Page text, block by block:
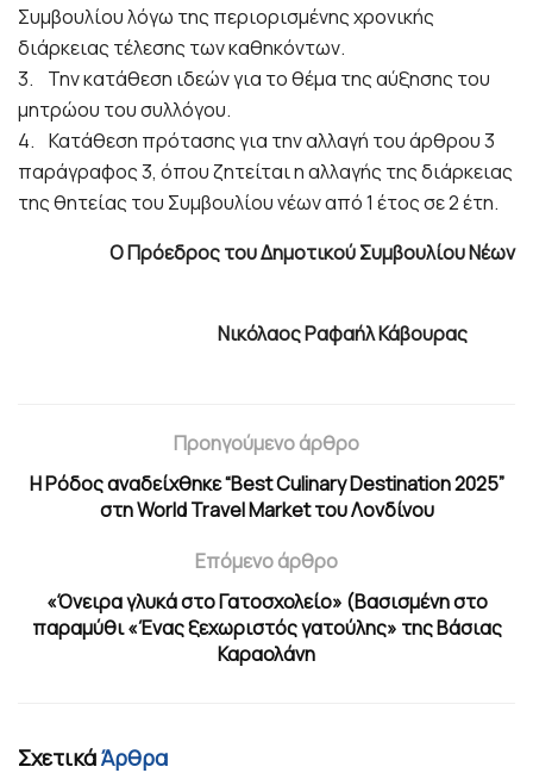
Συμβουλίου λόγω της περιορισμένης χρονικής
διάρκειας τέλεσης των καθηκόντων.
3. Την κατάθεση ιδεών για το θέμα της αύξησης του
μητρώου του συλλόγου.
4. Κατάθεση πρότασης για την αλλαγή του άρθρου 3
παράγραφος 3, όπου ζητείται η αλλαγής της διάρκειας
της θητείας του Συμβουλίου νέων από 1 έτος σε 2 έτη.
Ο Πρόεδρος του Δημοτικού Συμβουλίου Νέων
Νικόλαος Ραφαήλ Κάβουρας
Προηγούμενο άρθρο
Η Ρόδος αναδείχθηκε “Best Culinary Destination 2025”
στη World Travel Market του Λονδίνου
Επόμενο άρθρο
«Όνειρα γλυκά στο Γατοσχολείο» (Βασισμένη στο
παραμύθι «Ένας ξεχωριστός γατούλης» της Βάσιας
Καραολάνη
ΣχετικάΆρθρα